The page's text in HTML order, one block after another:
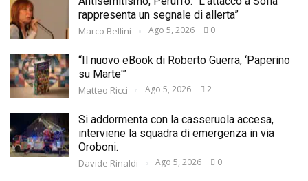
rappresenta un segnale di allerta”
Marco Bellini Ago 5, 2026 0
“Il nuovo eBook di Roberto Guerra, ‘Paperino
su Marte'”
Matteo Ricci Ago 5, 2026 2
Si addormenta con la casseruola accesa,
interviene la squadra di emergenza in via
Oroboni.
Davide Rinaldi Ago 5, 2026 0